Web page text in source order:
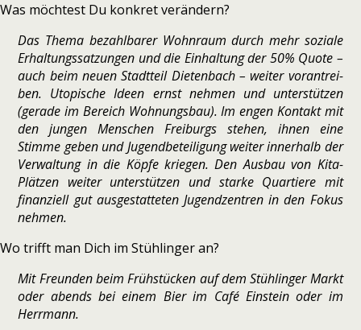
Was möch­test Du kon­kret ver­än­dern?
Das Thema bezahl­ba­rer Wohnraum durch mehr soziale
Erhaltungssatzungen und die Einhaltung der 50% Quote –
auch beim neuen Stadtteil Dietenbach – wei­ter vor­an­trei­
ben. Utopische Ideen ernst neh­men und unter­stüt­zen
(gerade im Bereich Wohnungsbau). Im engen Kontakt mit
den jun­gen Menschen Freiburgs ste­hen, ihnen eine
Stimme geben und Jugendbeteiligung wei­ter inner­halb der
Verwaltung in die Köpfe krie­gen. Den Ausbau von Kita-
Plätzen wei­ter unter­stüt­zen und starke Quartiere mit
finan­zi­ell gut aus­ge­stat­te­ten Jugendzentren in den Fokus
neh­men.
Wo trifft man Dich im Stühlinger an?
Mit Freunden beim Frühstücken auf dem Stühlinger Markt
oder abends bei einem Bier im Café Einstein oder im
Herrmann.